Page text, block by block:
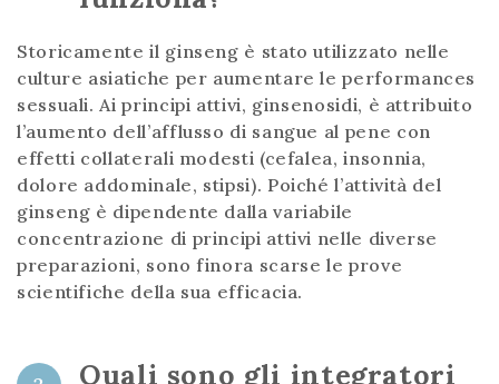
Storicamente il ginseng è stato utilizzato nelle
culture asiatiche per aumentare le performances
sessuali. Ai principi attivi, ginsenosidi, è attribuito
l’aumento dell’afflusso di sangue al pene con
effetti collaterali modesti (cefalea, insonnia,
dolore addominale, stipsi). Poiché l’attività del
ginseng è dipendente dalla variabile
concentrazione di principi attivi nelle diverse
preparazioni, sono finora scarse le prove
scientifiche della sua efficacia.
Quali sono gli integratori